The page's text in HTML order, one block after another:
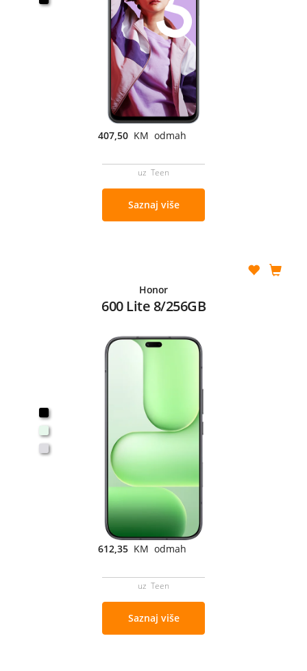
407,50 KM odmah
uz Teen
Saznaj više
Honor
600 Lite 8/256GB
612,35 KM odmah
uz Teen
Saznaj više